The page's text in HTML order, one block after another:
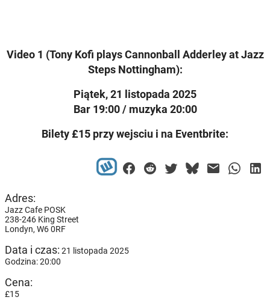
Video 1 (Tony Kofi plays Cannonball Adderley at Jazz
Steps Nottingham):
Piątek, 21 listopada 2025
Bar 19:00 / muzyka 20:00
Bilety £15 przy wejsciu i na Eventbrite:
Adres:
Jazz Cafe POSK
238-246 King Street
Londyn, W6 0RF
Data i czas: 21 listopada 2025
Godzina: 20:00
Cena:
£15